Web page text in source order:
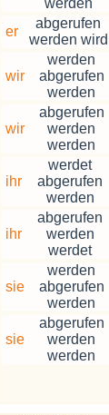
werden
er
abgerufen
werden wird
wir
werden
abgerufen
werden
wir
abgerufen
werden
werden
ihr
werdet
abgerufen
werden
ihr
abgerufen
werden
werdet
sie
werden
abgerufen
werden
sie
abgerufen
werden
werden